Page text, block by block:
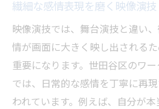
繊細な感情表現を磨く映像演技
映像演技では、舞台演技と違い
情が画面に大きく映し出される
重要になります。世田谷区のワ
では、日常的な感情を丁寧に再
われています。例えば、自分が